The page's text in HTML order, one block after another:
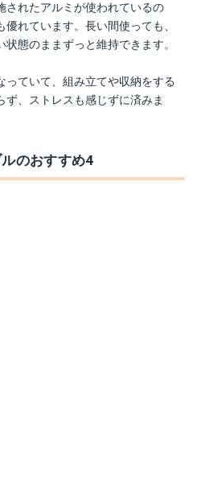
されたアルミが使われているの
れています。長い間使っても、
態のままずっと維持できます。
ていて、組み立てや収納をする
、ストレスも感じずに済みま
のおすすめ4